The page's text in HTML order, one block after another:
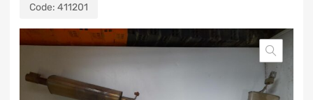
Code: 411201